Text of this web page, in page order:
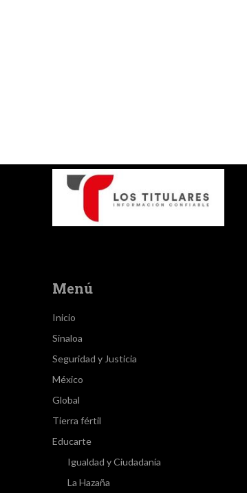
Menú
Inicio
Sinaloa
Seguridad y Justicia
México
Global
Tierra fértil
Educarte
Igualdad y Ciudadanía
La Hazaña